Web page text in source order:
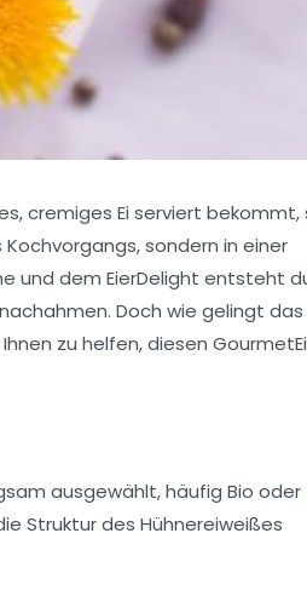
cremiges Ei serviert
sondern in einer
und dem EierDelight entsteht
Doch wie gelingt das
zu helfen, diesen
ausgewählt, häufig Bio oder
Struktur des Hühnereiweißes